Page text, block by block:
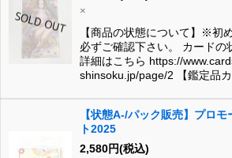
×
【商品の状態について】※初
必ずご確認下さい。 カードの
詳細はこちら https://
shinsoku.jp/page/2 【鑑定品
【状態A-/パック販売】プロ
ト2025
2,580円(税込)